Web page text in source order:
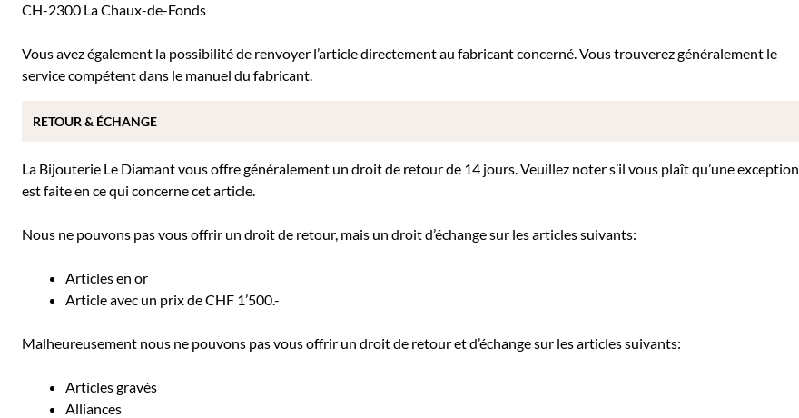
CH-2300 La Chaux-de-Fonds
Vous avez également la possibilité de renvoyer l’article directement au fabricant concerné. Vous trouverez généralement le
service compétent dans le manuel du fabricant.
La Bijouterie Le Diamant vous offre généralement un droit de retour de 14 jours. Veuillez noter s’il vous plaît qu’une exception
est faite en ce qui concerne cet article.
Nous ne pouvons pas vous offrir un droit de retour, mais un droit d’échange sur les articles suivants:
Articles en or
Article avec un prix de CHF 1’500.-
Malheureusement nous ne pouvons pas vous offrir un droit de retour et d’échange sur les articles suivants:
Articles gravés
Alliances
RETOUR & ÉCHANGE